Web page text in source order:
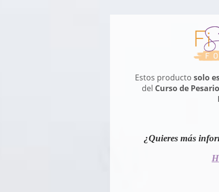
Estos producto solo
del Curso de
¿Quieres más